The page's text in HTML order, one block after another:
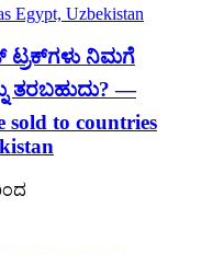
ಟ್ರಕ್‌ಗಳು ನಿಮಗೆ
ತರಬಹುದು? —
sold to countries